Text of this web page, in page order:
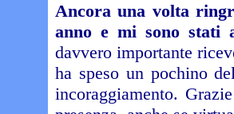
Ancora una volta
anno e mi sono stati
davvero importante
ha speso un pochino
incoraggiamento.